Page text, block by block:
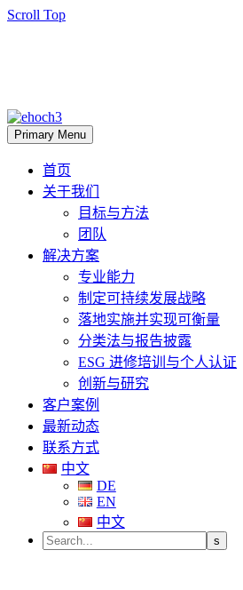
Scroll Top
Primary Menu
首页
关于我们
目标与方法
团队
解决方案
专业能力
制定可持续发展战略
落地实施并实现可衡量
分类法与报告披露
ESG 进修培训与个人认证
创新与研究
客户案例
最新动态
联系方式
中文
DE
EN
中文